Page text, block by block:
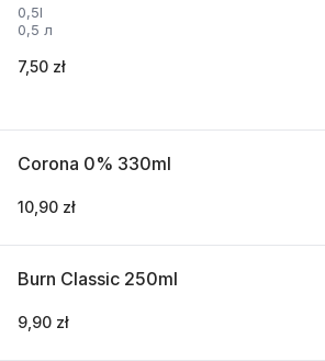
0,5l
0,5 л
7,50 zł
Corona 0% 330ml
10,90 zł
Burn Classic 250ml
9,90 zł